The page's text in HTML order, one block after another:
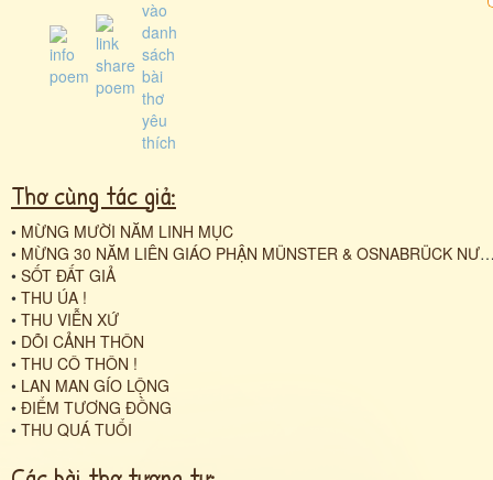
Thơ cùng tác giả:
• MỪNG MƯỜI NĂM LINH MỤC
• MỪNG 30 NĂM LIÊN GIÁO PHẬN MÜNSTER & OSNABRÜCK NƯỚC ĐỨC
• SỐT ĐẤT GIẢ
• THU ÚA !
• THU VIỄN XỨ
• DÕI CẢNH THÔN
• THU CÔ THÔN !
• LAN MAN GÍO LỘNG
• ĐIỂM TƯƠNG ĐỒNG
• THU QUÁ TUỔI